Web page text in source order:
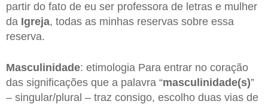
partir do fato de eu ser professora de letras e mulher
da Igreja, todas as minhas reservas sobre essa
reserva.
Masculinidade: etimologia Para entrar no coração
das significações que a palavra “masculinidade(s)”
– singular/plural – traz consigo, escolho duas vias de